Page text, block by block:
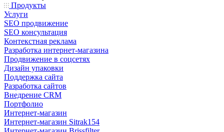
Продукты
Услуги
SEO продвижение
SEO консультация
Контекстная реклама
Разработка интернет-магазина
Продвижение в соцсетях
Дизайн упаковки
Поддержка сайта
Разработка сайтов
Внедрение CRM
Портфолио
Интернет-магазин
Интернет-магазин Sitrak154